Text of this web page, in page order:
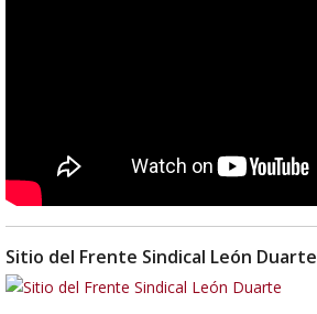
Sitio del Frente Sindical León Duarte